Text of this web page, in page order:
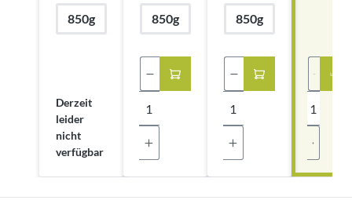
850g
Derzeit
leider
nicht
verfügbar
850g
Produkt Anzahl: Gib den
850g
Produkt